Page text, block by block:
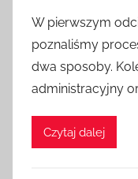
W pierwszym
poznaliśmy
dwa sposoby.
administracyjny
Czytaj dalej